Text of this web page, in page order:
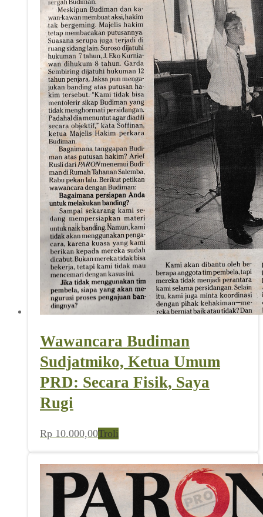
Wawancara Budiman
Sudjatmiko, Ketua Umum
PRD: Secara Fisik, Saya
Rugi
Rp 10.000,00Troli